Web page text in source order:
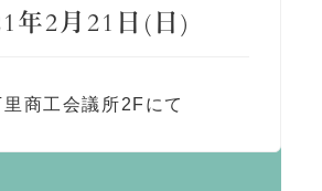
年2月21日(日)
里商工会議所2Fにて